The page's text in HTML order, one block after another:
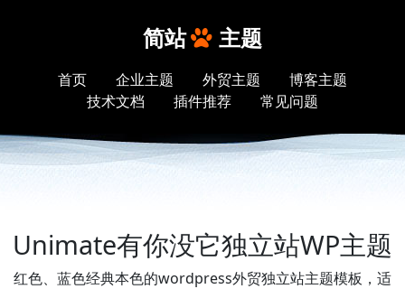
简站 主题
首页 企业主题 外贸主题
博客主题
技术文档
插件推荐 常见问题
Unimate有你没它独立站WP主题
红色、蓝色经典本色的wordpress外贸独立站主题模板，适